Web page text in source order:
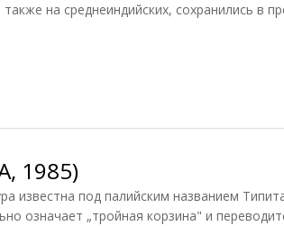
на среднеиндийских, сохранились в
1985)
известна под палийским названием
означает „тройная корзина" и